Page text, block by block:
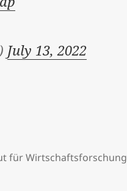
July 13, 2022
für Wirtschaftsforschung